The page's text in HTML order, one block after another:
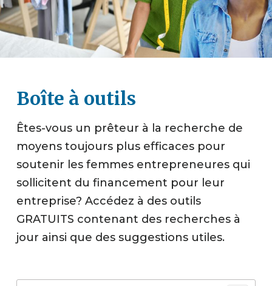
Boîte à outils
Êtes-vous un prêteur à la recherche de
moyens toujours plus efficaces pour
soutenir les femmes entrepreneures qui
sollicitent du financement pour leur
entreprise? Accédez à des outils
GRATUITS contenant des recherches à
jour ainsi que des suggestions utiles.